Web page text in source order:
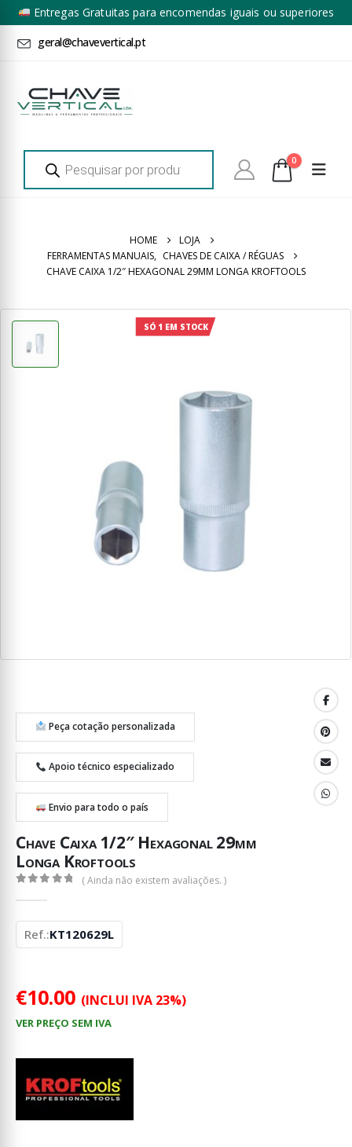
Entregas Gratuitas para encomendas iguais ou superiores
a 100€ + IVA*
geral@chavevertical.pt
Products
search 0
HOME
LOJA
FERRAMENTAS MANUAIS, CHAVES DE CAIXA / RÉGUAS
CHAVE CAIXA 1/2″ HEXAGONAL 29MM LONGA KROFTOOLS
SÓ 1 EM STOCK
Peça cotação personalizada
Apoio técnico especializado
Envio para todo o país
Chave Caixa 1/2″ Hexagonal 29mm
Longa Kroftools
( Ainda não existem avaliações. )
Ref.:KT120629L
€10.00 (INCLUI IVA 23%)
VER PREÇO SEM IVA